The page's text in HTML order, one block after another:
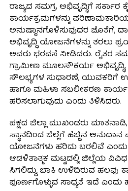
ರಾಜ್ಯದ ಸಮಗ್ರ ಅಭಿವೃದ್ಧಿಗೆ ಸರ್ಕಾರ
ಕಾರ್ಯಕ್ರಮಗಳನ್ನು
ಅನುಷ್ಠಾನಗೊಳಿಸುವುದರ ಜೊತೆಗೆ,
ಅಭಿವೃದ್ಧಿ ಯೋಜನೆಗಳನ್ನು ತರಲು
ಅವರು ಭರವಸೆ ನೀಡಿದರು. ರೈತರ
ಗ್ರಾಮೀಣ ಮೂಲಸೌಕರ್ಯ ಅಭಿವೃದ್ಧಿ,
ಸೌಲಭ್ಯಗಳ ಸುಧಾರಣೆ, ಯುವಕರಿಗೆ
ಹಾಗೂ ಮಹಿಳಾ ಸಬಲೀಕರಣ
ಹರಿಸಲಾಗುವುದು ಎಂದು ತಿಳಿಸಿದರು.
ಪಕ್ಷದ ಜಿಲ್ಲಾ ಮುಖಂಡರು
ಸ್ಥಾನದಿಂದ ಜಿಲ್ಲೆಗೆ ಹೆಚ್ಚಿನ ಅನುದಾನ
ಯೋಜನೆಗಳು ಹರಿದು ಬರಲಿವೆ ಎಂದು
ಆಡಳಿತಾತ್ಮಕ ಮಟ್ಟದಲ್ಲಿ ಜಿಲ್ಲೆಯ
ಸಿಗಲಿದ್ದು, ಬಾಕಿ ಉಳಿದಿರುವ ಹಲವು
ಪೂರ್ಣಗೊಳ್ಳುವ ಸಾಧ್ಯತೆ ಇದೆ ಎಂದು